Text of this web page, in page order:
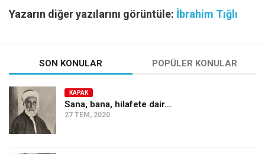
Yazarın diğer yazılarını görüntüle: İbrahim Tığlı
SON KONULAR POPÜLER KONULAR
KAPAK
Sana, bana, hilafete dair…
27 TEM, 2020